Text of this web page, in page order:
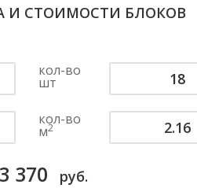
И СТОИМОСТИ БЛОКОВ
кол-во
шт
кол-во
м2
3 370 руб.